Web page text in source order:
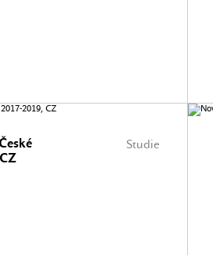
Studie